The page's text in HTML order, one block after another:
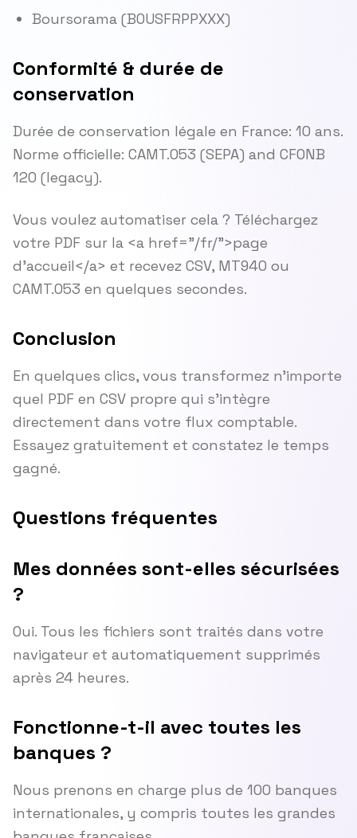
Boursorama (BOUSFRPPXXX)
Conformité & durée de
conservation
Durée de conservation légale en France: 10 ans.
Norme officielle: CAMT.053 (SEPA) and CFONB
120 (legacy).
Vous voulez automatiser cela ? Téléchargez
votre PDF sur la <a href="/fr/">page
d'accueil</a> et recevez CSV, MT940 ou
CAMT.053 en quelques secondes.
Conclusion
En quelques clics, vous transformez n'importe
quel PDF en CSV propre qui s'intègre
directement dans votre flux comptable.
Essayez gratuitement et constatez le temps
gagné.
Questions fréquentes
Mes données sont-elles sécurisées
?
Oui. Tous les fichiers sont traités dans votre
navigateur et automatiquement supprimés
après 24 heures.
Fonctionne-t-il avec toutes les
banques ?
Nous prenons en charge plus de 100 banques
internationales, y compris toutes les grandes